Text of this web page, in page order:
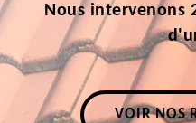
Nous intervenons
VOIR NOS